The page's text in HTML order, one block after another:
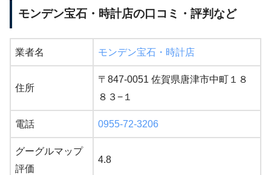
モンデン宝石・時計店の口コミ・評判など
業者名 モンデン宝石・時計店
住所
〒847-0051 佐賀県唐津市中町１８
８３−１
電話 0955-72-3206
グーグルマップ
評価
4.8